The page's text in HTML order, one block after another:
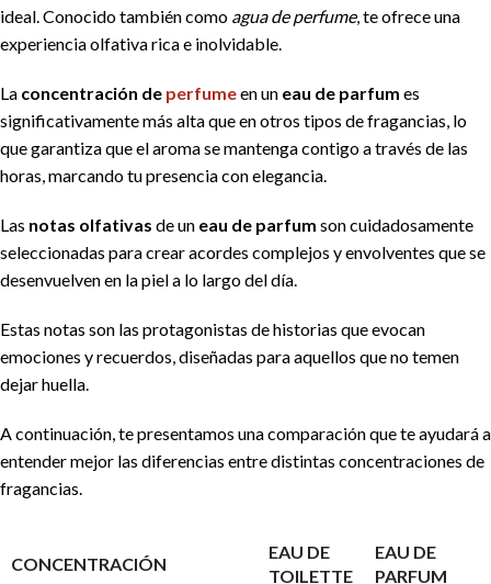
ideal. Conocido también como agua de perfume, te ofrece una
experiencia olfativa rica e inolvidable.
La concentración de perfumeen un eau de parfum es
significativamente más alta que en otros tipos de fragancias, lo
que garantiza que el aroma se mantenga contigo a través de las
horas, marcando tu presencia con elegancia.
Las notas olfativas de un eau de parfum son cuidadosamente
seleccionadas para crear acordes complejos y envolventes que se
desenvuelven en la piel a lo largo del día.
Estas notas son las protagonistas de historias que evocan
emociones y recuerdos, diseñadas para aquellos que no temen
dejar huella.
A continuación, te presentamos una comparación que te ayudará a
entender mejor las diferencias entre distintas concentraciones de
fragancias.
CONCENTRACIÓN
EAU DE
TOILETTE
EAU DE
PARFUM